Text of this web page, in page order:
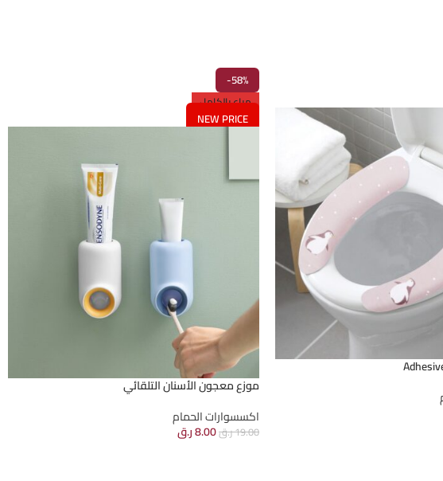
-58%
مباع بالكامل
NEW PRICE
موزع معجون الأسنان التلقائي
اكسسوارات الحمام
19.00ر.ق8.00ر.ق